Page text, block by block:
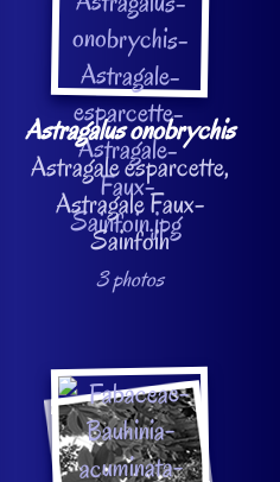
Astragalus onobrychis
Astragale esparcette,
Astragale Faux-
Sainfoin
3 photos